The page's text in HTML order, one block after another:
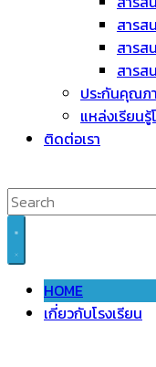
สารส
สารส
สารส
ประกันคุณภ
แหล่งเรียนรู้
ติดต่อเรา
HOME
เกี่ยวกับโรงเรียน